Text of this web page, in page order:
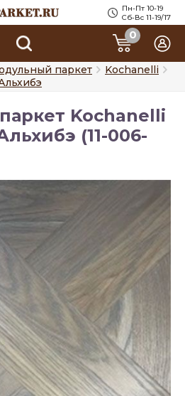
Пн-Пт 10-19
Сб-Вс 11-19/17
0
паркет
Kochanelli
Kochanelli
(11-006-